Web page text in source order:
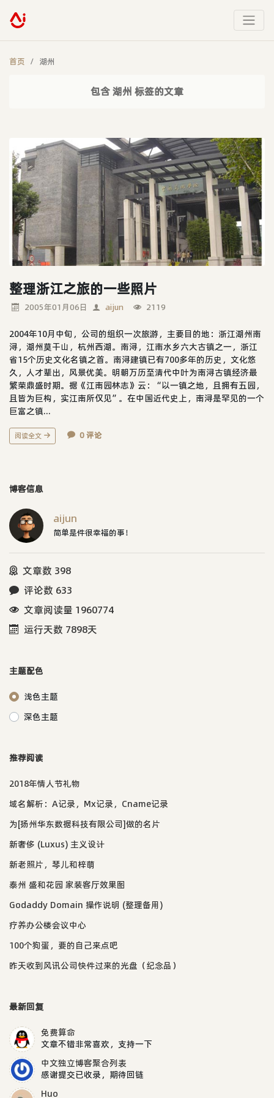
首页 湖州
包含 湖州 标签的文章
整理浙江之旅的一些照片
2005年01月06日 aijun 2119
2004年10月中旬，公司的组织一次旅游，主要目的地：浙江湖州南
浔，湖州莫干山，杭州西湖。南浔，江南水乡六大古镇之一，浙江
省15个历史文化名镇之首。南浔建镇已有700多年的历史，文化悠
久，人才辈出，风景优美。明朝万历至清代中叶为南浔古镇经济最
繁荣鼎盛时期。据《江南园林志》云：“以一镇之地，且拥有五园，
且皆为巨构，实江南所仅见”。在中国近代史上，南浔是罕见的一个
巨富之镇...
阅读全文 0 评论
博客信息
aijun
简单是件很幸福的事！
文章数 398
评论数 633
文章阅读量 1960774
运行天数 7898天
主题配色
浅色主题
深色主题
推荐阅读
2018年情人节礼物
域名解析：A记录，Mx记录，Cname记录
为[扬州华东数据科技有限公司]做的名片
新奢侈 (Luxus) 主义设计
新老照片，琴儿和梓萌
泰州 盛和花园 家装客厅效果图
Godaddy Domain 操作说明 (整理备用)
疗养办公楼会议中心
100个狗蛋，要的自己来点吧
昨天收到风讯公司快件过来的光盘（纪念品）
最新回复
免费算命
文章不错非常喜欢，支持一下
中文独立博客聚合列表
感谢提交已收录，期待回链
Huo